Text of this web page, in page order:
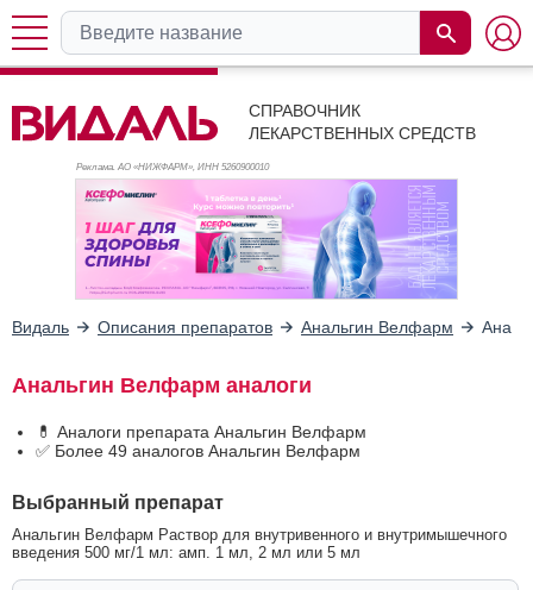
СПРАВОЧНИК
ЛЕКАРСТВЕННЫХ СРЕДСТВ
Реклама. АО «НИЖФАРМ», ИНН 5260900010
Видаль Описания препаратов Анальгин Велфарм
Анальгин Велфарм аналоги
💊 Аналоги препарата Анальгин Велфарм
✅ Более 49 аналогов Анальгин Велфарм
Выбранный препарат
Анальгин Велфарм Раствор для внутривенного и внутримышечного
введения 500 мг/1 мл: амп. 1 мл, 2 мл или 5 мл